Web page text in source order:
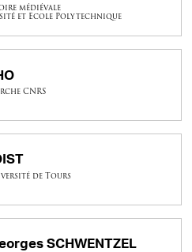
médiévale
et Ecole Polytechnique
CNRS
de Tours
SCHWENTZEL